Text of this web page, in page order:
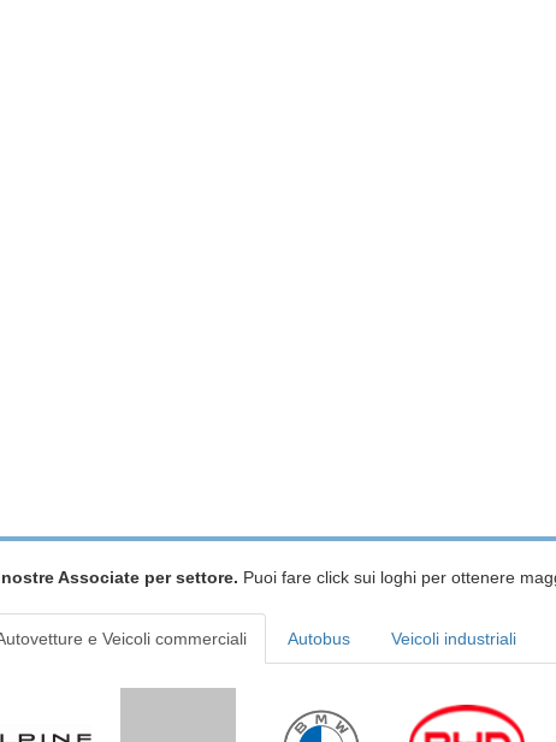
Associate per settore. Puoi fare click sui loghi per ottenere
e Veicoli commerciali Autobus Veicoli industriali